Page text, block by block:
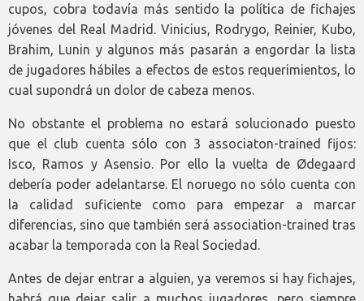
cupos, cobra todavía más sentido la política de fichajes
jóvenes del Real Madrid. Vinicius, Rodrygo, Reinier, Kubo,
Brahim, Lunin y algunos más pasarán a engordar la lista
de jugadores hábiles a efectos de estos requerimientos, lo
cual supondrá un dolor de cabeza menos.
No obstante el problema no estará solucionado puesto
que el club cuenta sólo con 3 associaton-trained fijos:
Isco, Ramos y Asensio. Por ello la vuelta de Ødegaard
debería poder adelantarse. El noruego no sólo cuenta con
la calidad suficiente como para empezar a marcar
diferencias, sino que también será association-trained tras
acabar la temporada con la Real Sociedad.
Antes de dejar entrar a alguien, ya veremos si hay fichajes,